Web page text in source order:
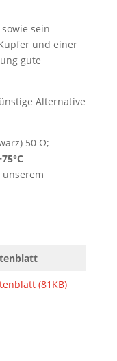
sein
und einer
gute
Alternative
50 Ω;
unserem
(81KB)